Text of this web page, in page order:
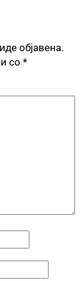
објавена.
со *